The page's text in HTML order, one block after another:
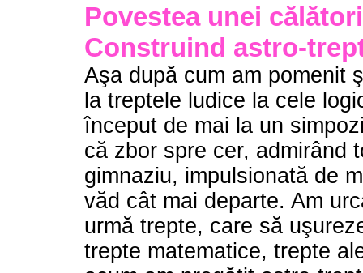
Povestea unei
Construind astro-
Aşa după cum am pomenit
la treptele ludice la cele
început de mai la un
că zbor spre cer, admirând
gimnaziu, impulsionată de
văd cât mai departe. Am
urmă trepte, care să
trepte matematice, trepte